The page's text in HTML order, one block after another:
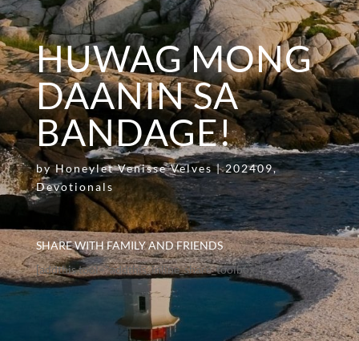
HUWAG MONG
DAANIN SA
BANDAGE!
byHoneylet Venisse Velves|202409,
Devotionals
SHARE WITH FAMILY AND FRIENDS
[addthis tool="addthis_inline_share_toolbox"]